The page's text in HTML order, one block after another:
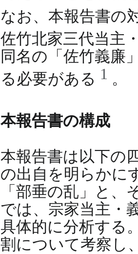
なお、本報告書の
佐竹北家三代当主
同名の「佐竹義廉
る必要がある 1 。
本報告書の構成
本報告書は以下の
の出自を明らかに
「部垂の乱」と
では、宗家当主・
具体的に分析する
割について考察し